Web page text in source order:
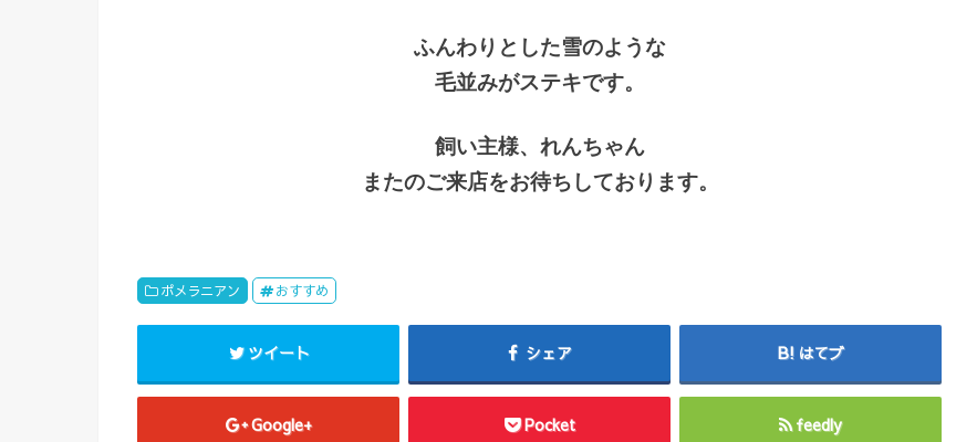
ふんわりとした雪のような
毛並みがステキです。
飼い主様、れんちゃん
またのご来店をお待ちしております。
ポメラニアン おすすめ
ツイート シェア はてブ
Google+ Pocket feedly